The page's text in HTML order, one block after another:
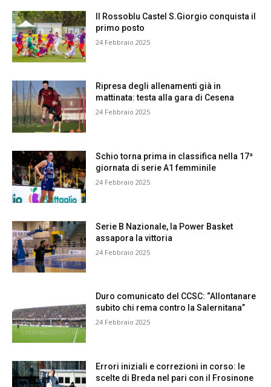
Il Rossoblu Castel S.Giorgio conquista il
primo posto
24 Febbraio 2025
Ripresa degli allenamenti già in
mattinata: testa alla gara di Cesena
24 Febbraio 2025
Schio torna prima in classifica nella 17ª
giornata di serie A1 femminile
24 Febbraio 2025
Serie B Nazionale, la Power Basket
assapora la vittoria
24 Febbraio 2025
Duro comunicato del CCSC: “Allontanare
subito chi rema contro la Salernitana”
24 Febbraio 2025
Errori iniziali e correzioni in corso: le
scelte di Breda nel pari con il Frosinone